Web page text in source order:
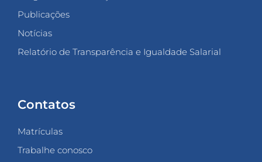
Publicações
Notícias
Relatório de Transparência e Igualdade Salarial
Contatos
Matrículas
Trabalhe conosco